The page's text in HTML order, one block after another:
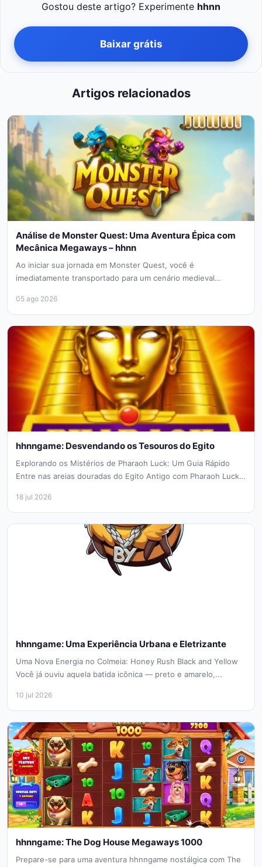
Gostou deste artigo? Experimente hhnn
Baixar grátis
Artigos relacionados
Análise de Monster Quest: Uma Aventura Épica com
Mecânica Megaways – hhnn
Ao iniciar sua jornada em Monster Quest, você é
imediatamente transportado para um cenário medieval
05 ago 2026
hhnngame: Desvendando os Tesouros do Egito
Explorando os Mistérios de Pharaoh Luck: Um Guia Rápido
Entre nas areias douradas do Egito Antigo com Pharaoh Luck,
18 jul 2026
hhnngame: Uma Experiência Urbana e Eletrizante
Uma Nova Energia no Colmeia: Honey Rush Black and Yellow
Você já ouviu aquela batida icônica — preto e amarelo,...
10 jul 2026
hhnngame: The Dog House Megaways 1000
Prepare-se para uma aventura hhnngame nostálgica com The